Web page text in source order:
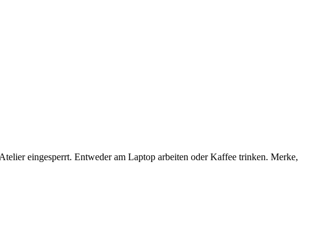
eingesperrt. Entweder am Laptop arbeiten oder Kaffee trinken. Merke,